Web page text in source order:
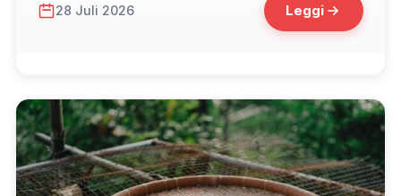
28 Juli 2026 Leggi